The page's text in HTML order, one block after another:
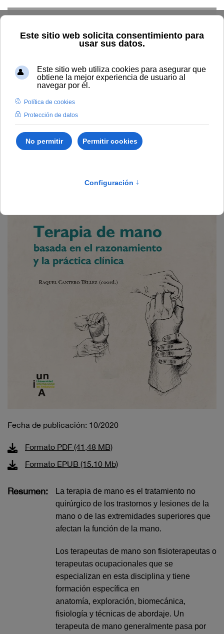
Inicio Vida universitaria
Biblioteca y publicaciones
Publicaciones
Búsqueda por año
Terapia de mano basada
en el razonamiento y la
Fecha de publicación: 10/2020
Formato PDF (41,48 MB)
Formato EPUB (15.10 Mb)
Resumen:
La terapia de mano es el tratamiento no
quirúrgico de los trastornos y lesiones de la
mano o de las extremidades superiores que
afectan la función de la mano.
Los terapeutas de mano son fisioterapeutas o
terapeutas ocupacionales que se
especializan en esta disciplina y tiene
formación específica en
anatomía, exploración, biomecánica,
fisiología y técnicas de abordaje. Un
terapeuta de mano generalmente pasa por